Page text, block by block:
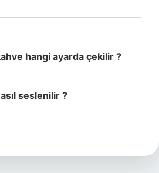
hangi ayarda çekilir ?
seslenilir ?